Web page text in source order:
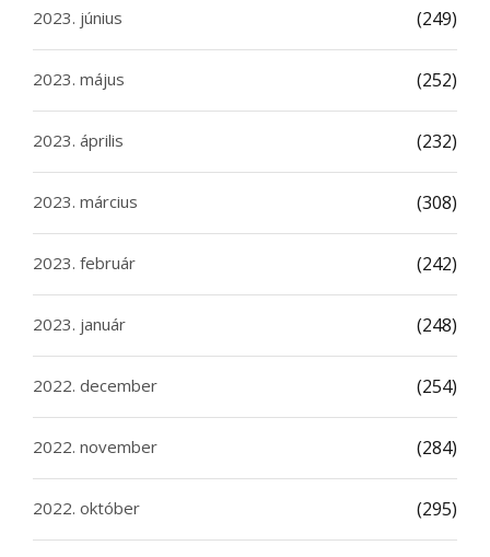
2023. június (249)
2023. május (252)
2023. április (232)
2023. március (308)
2023. február (242)
2023. január (248)
2022. december (254)
2022. november (284)
2022. október (295)